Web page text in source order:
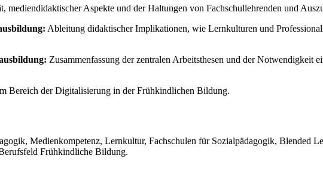
mediendidaktischer Aspekte und der Haltungen von Fachschullehrenden und
Ableitung didaktischer Implikationen, wie Lernkulturen und
Zusammenfassung der zentralen Arbeitsthesen und der Notwendigkeit
Bereich der Digitalisierung in der Frühkindlichen Bildung.
Medienkompetenz, Lernkultur, Fachschulen für Sozialpädagogik, Blended
Frühkindliche Bildung.